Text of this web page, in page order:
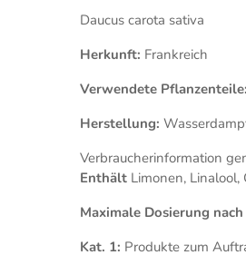
Daucus carota sativa
Herkunft: Frankreich
Verwendete Pflanzenteile:
Herstellung:
Verbraucherinformation
Enthält Limonen, Linalool,
Maximale Dosierung
Kat. 1: Produkte zum